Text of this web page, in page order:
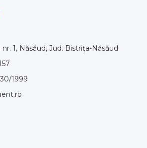
1, Năsăud, Jud. Bistrița-Năsăud
1999